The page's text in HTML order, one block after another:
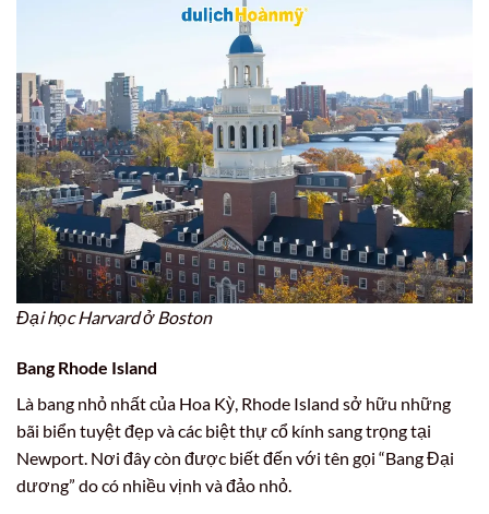
Đại học Harvard ở Boston
Bang Rhode Island
Là bang nhỏ nhất của Hoa Kỳ, Rhode Island sở hữu những
bãi biển tuyệt đẹp và các biệt thự cổ kính sang trọng tại
Newport. Nơi đây còn được biết đến với tên gọi “Bang Đại
dương” do có nhiều vịnh và đảo nhỏ.